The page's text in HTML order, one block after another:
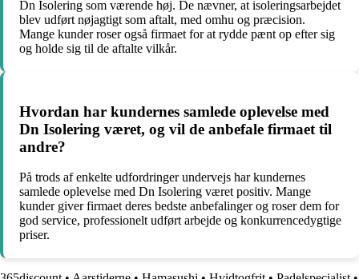
Dn Isolering som værende høj. De nævner, at isoleringsarbejdet
blev udført nøjagtigt som aftalt, med omhu og præcision.
Mange kunder roser også firmaet for at rydde pænt op efter sig
og holde sig til de aftalte vilkår.
Hvordan har kundernes samlede oplevelse med
Dn Isolering været, og vil de anbefale firmaet til
andre?
På trods af enkelte udfordringer undervejs har kundernes
samlede oplevelse med Dn Isolering været positiv. Mange
kunder giver firmaet deres bedste anbefalinger og roser dem for
god service, professionelt udført arbejde og konkurrencedygtige
priser.